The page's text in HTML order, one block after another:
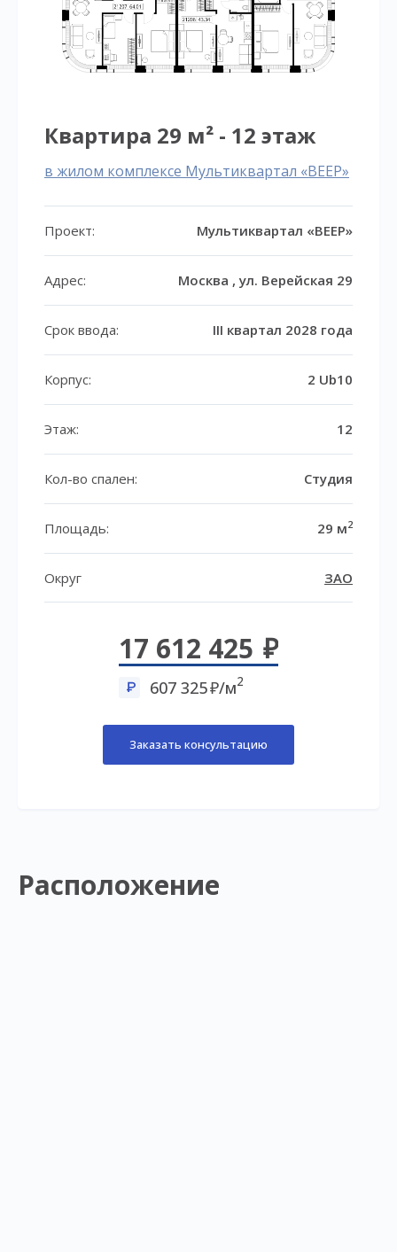
Квартира 29 м² - 12 этаж
в жилом комплексе Мультиквартал «ВЕЕР»
Проект: Мультиквартал «ВЕЕР»
Адрес: Москва , ул. Верейская 29
Срок ввода: III квартал 2028 года
Корпус: 2 Ub10
Этаж: 12
Кол-во спален: Студия
Площадь: 29 м2
Округ ЗАО
17 612 425
607 325 /м2
Заказать консультацию
Расположение